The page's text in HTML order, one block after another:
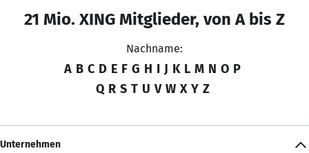
21 Mio. XING Mitglieder, von A bis Z
Nachname:
A B C D E F G H I J K L M N O P
Q R S T U V W X Y Z
Unternehmen